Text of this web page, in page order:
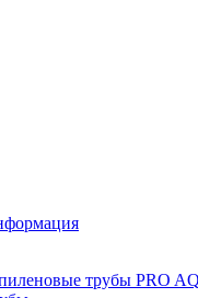
трубы PRO